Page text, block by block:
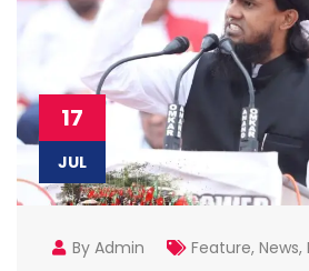
17
JUL
By Admin Feature, News,